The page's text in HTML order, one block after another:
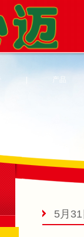
5月